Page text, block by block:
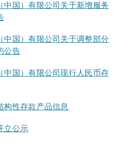
中国）有限公司关于新增服务
中国）有限公司关于调整部分
公告
中国）有限公司现行人民币存
构性存款产品信息
立公示